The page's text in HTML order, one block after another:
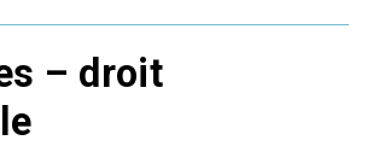
– droit